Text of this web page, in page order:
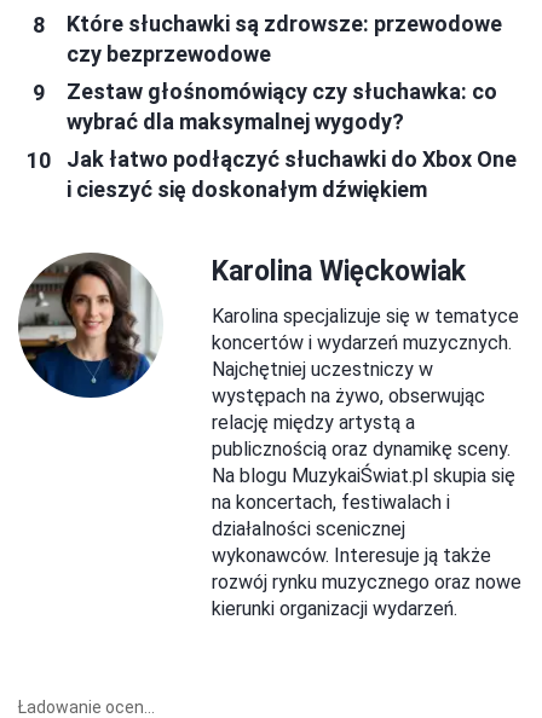
Które słuchawki są zdrowsze: przewodowe
czy bezprzewodowe
Zestaw głośnomówiący czy słuchawka: co
wybrać dla maksymalnej wygody?
Jak łatwo podłączyć słuchawki do Xbox One
i cieszyć się doskonałym dźwiękiem
Karolina Więckowiak
Karolina specjalizuje się w tematyce
koncertów i wydarzeń muzycznych.
Najchętniej uczestniczy w
występach na żywo, obserwując
relację między artystą a
publicznością oraz dynamikę sceny.
Na blogu MuzykaiŚwiat.pl skupia się
na koncertach, festiwalach i
działalności scenicznej
wykonawców. Interesuje ją także
rozwój rynku muzycznego oraz nowe
kierunki organizacji wydarzeń.
Ładowanie ocen...